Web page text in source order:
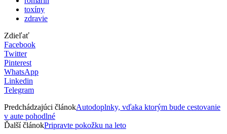
toxíny
zdravie
Zdieľať
Facebook
Twitter
Pinterest
WhatsApp
Linkedin
Telegram
Predchádzajúci článokAutodoplnky, vďaka ktorým bude cestovanie
v aute pohodlné
Ďalší článokPripravte pokožku na leto